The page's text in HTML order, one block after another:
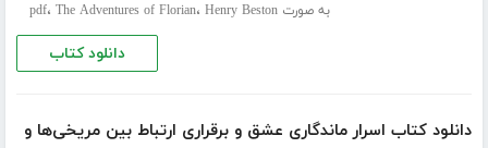
به صورت pdf
، The Adventures of Florian، Henry Beston
دانلود کتاب
دانلود کتاب اسرار ماندگاری عشق و برقراری ارتباط بین مریخی‌ها و